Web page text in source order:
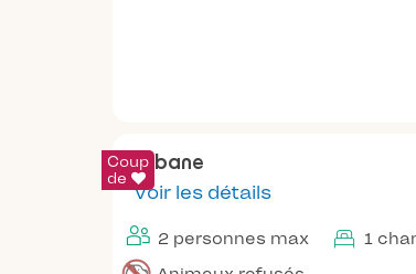
Coup
de
Cabane
Voir les détails
2 personnes max
1